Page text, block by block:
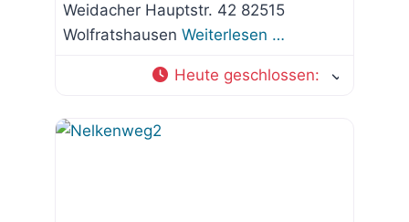
Weidacher Hauptstr. 42 82515
Wolfratshausen Weiterlesen …
Heute geschlossen: